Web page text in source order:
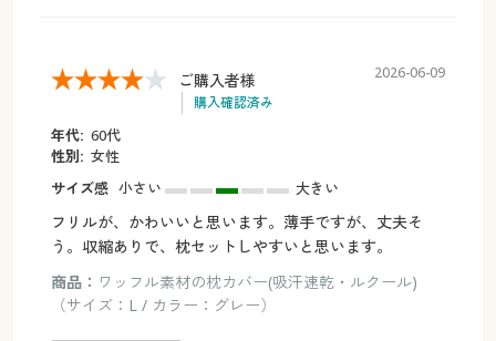
ご購入者様
購入確認済み
2026-06-09
年代: 60代
性別: 女性
サイズ感 小さい 大きい
フリルが、かわいいと思います。薄手ですが、丈夫そ
う。収縮ありで、枕セットしやすいと思います。
商品： ワッフル素材の枕カバー(吸汗速乾・ルクール)
（サイズ：L / カラー：グレー）